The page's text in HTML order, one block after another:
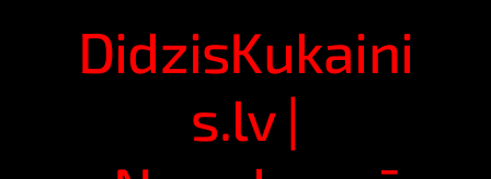
DidzisKukaini
s.lv |